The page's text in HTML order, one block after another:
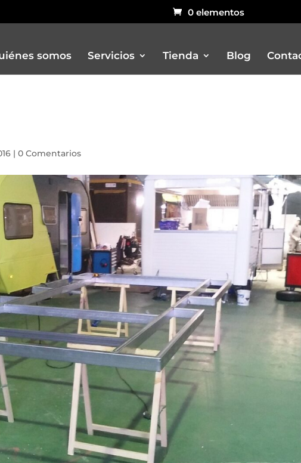
0 elementos
somos Servicios Tienda
Otros remolques venta
Pizzerias
Rustidores, pizzerias, barbacoas,
Vitrinas
Blog
|0 Comentarios